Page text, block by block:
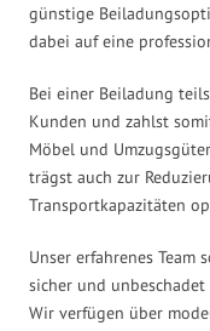
günstige
dabei auf eine
Bei einer Beiladung
Kunden und zahlst
Möbel und
trägst auch zur
Transportkapazitäten
Unser erfahrenes Team
sicher und
Wir verfügen über